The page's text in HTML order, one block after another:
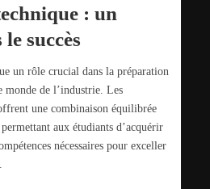
: un
succès
un rôle crucial dans la préparation
monde de l’industrie. Les
une combinaison équilibrée
aux étudiants d’acquérir
nécessaires pour exceller